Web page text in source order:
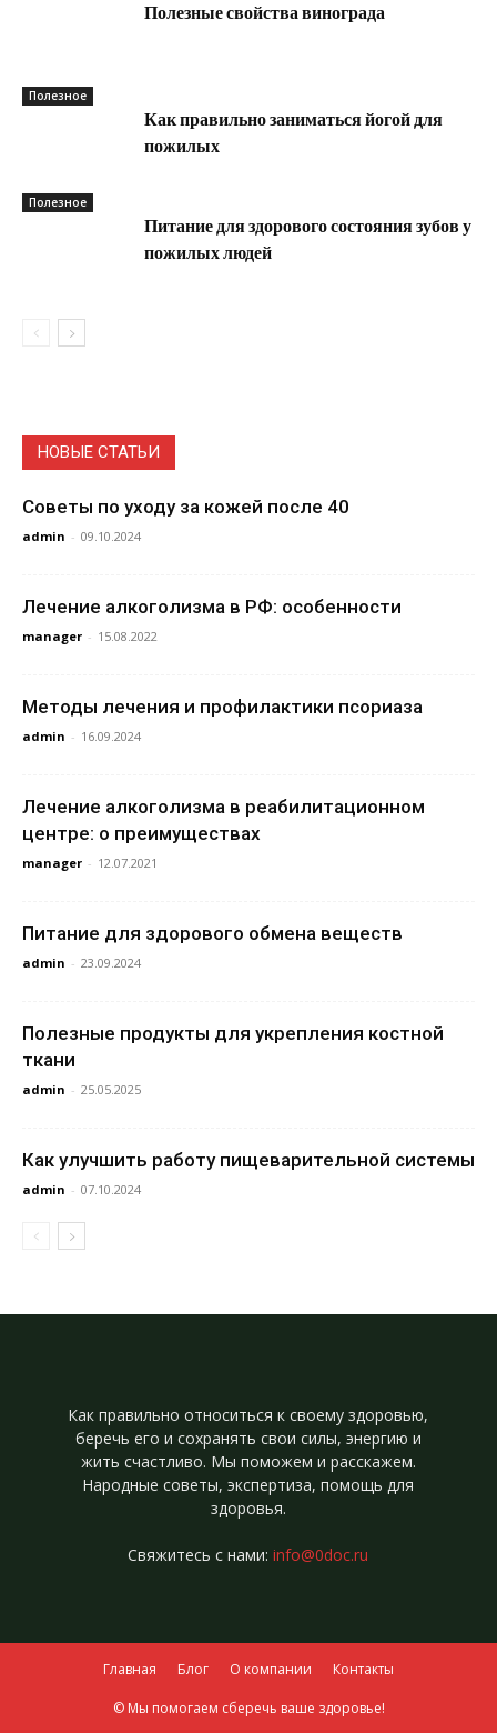
Полезные свойства винограда
Полезное
Как правильно заниматься йогой для
пожилых
Полезное
Питание для здорового состояния зубов у
пожилых людей
НОВЫЕ СТАТЬИ
Советы по уходу за кожей после 40
admin - 09.10.2024
Лечение алкоголизма в РФ: особенности
manager - 15.08.2022
Методы лечения и профилактики псориаза
admin - 16.09.2024
Лечение алкоголизма в реабилитационном
центре: о преимуществах
manager - 12.07.2021
Питание для здорового обмена веществ
admin - 23.09.2024
Полезные продукты для укрепления костной
ткани
admin - 25.05.2025
Как улучшить работу пищеварительной системы
admin - 07.10.2024
Как правильно относиться к своему здоровью,
беречь его и сохранять свои силы, энергию и
жить счастливо. Мы поможем и расскажем.
Народные советы, экспертиза, помощь для
здоровья.
Свяжитесь с нами:info@0doc.ru
Главная Блог О компании Контакты
© Мы помогаем сберечь ваше здоровье!